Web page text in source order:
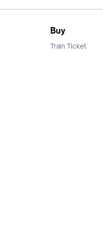
Buy
Train Ticket